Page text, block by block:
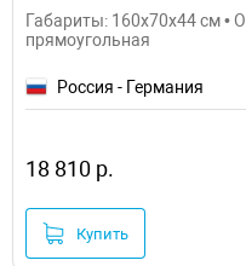
Габариты: 160x70x44 см •
прямоугольная
Россия - Германия
18 810 р.
Купить